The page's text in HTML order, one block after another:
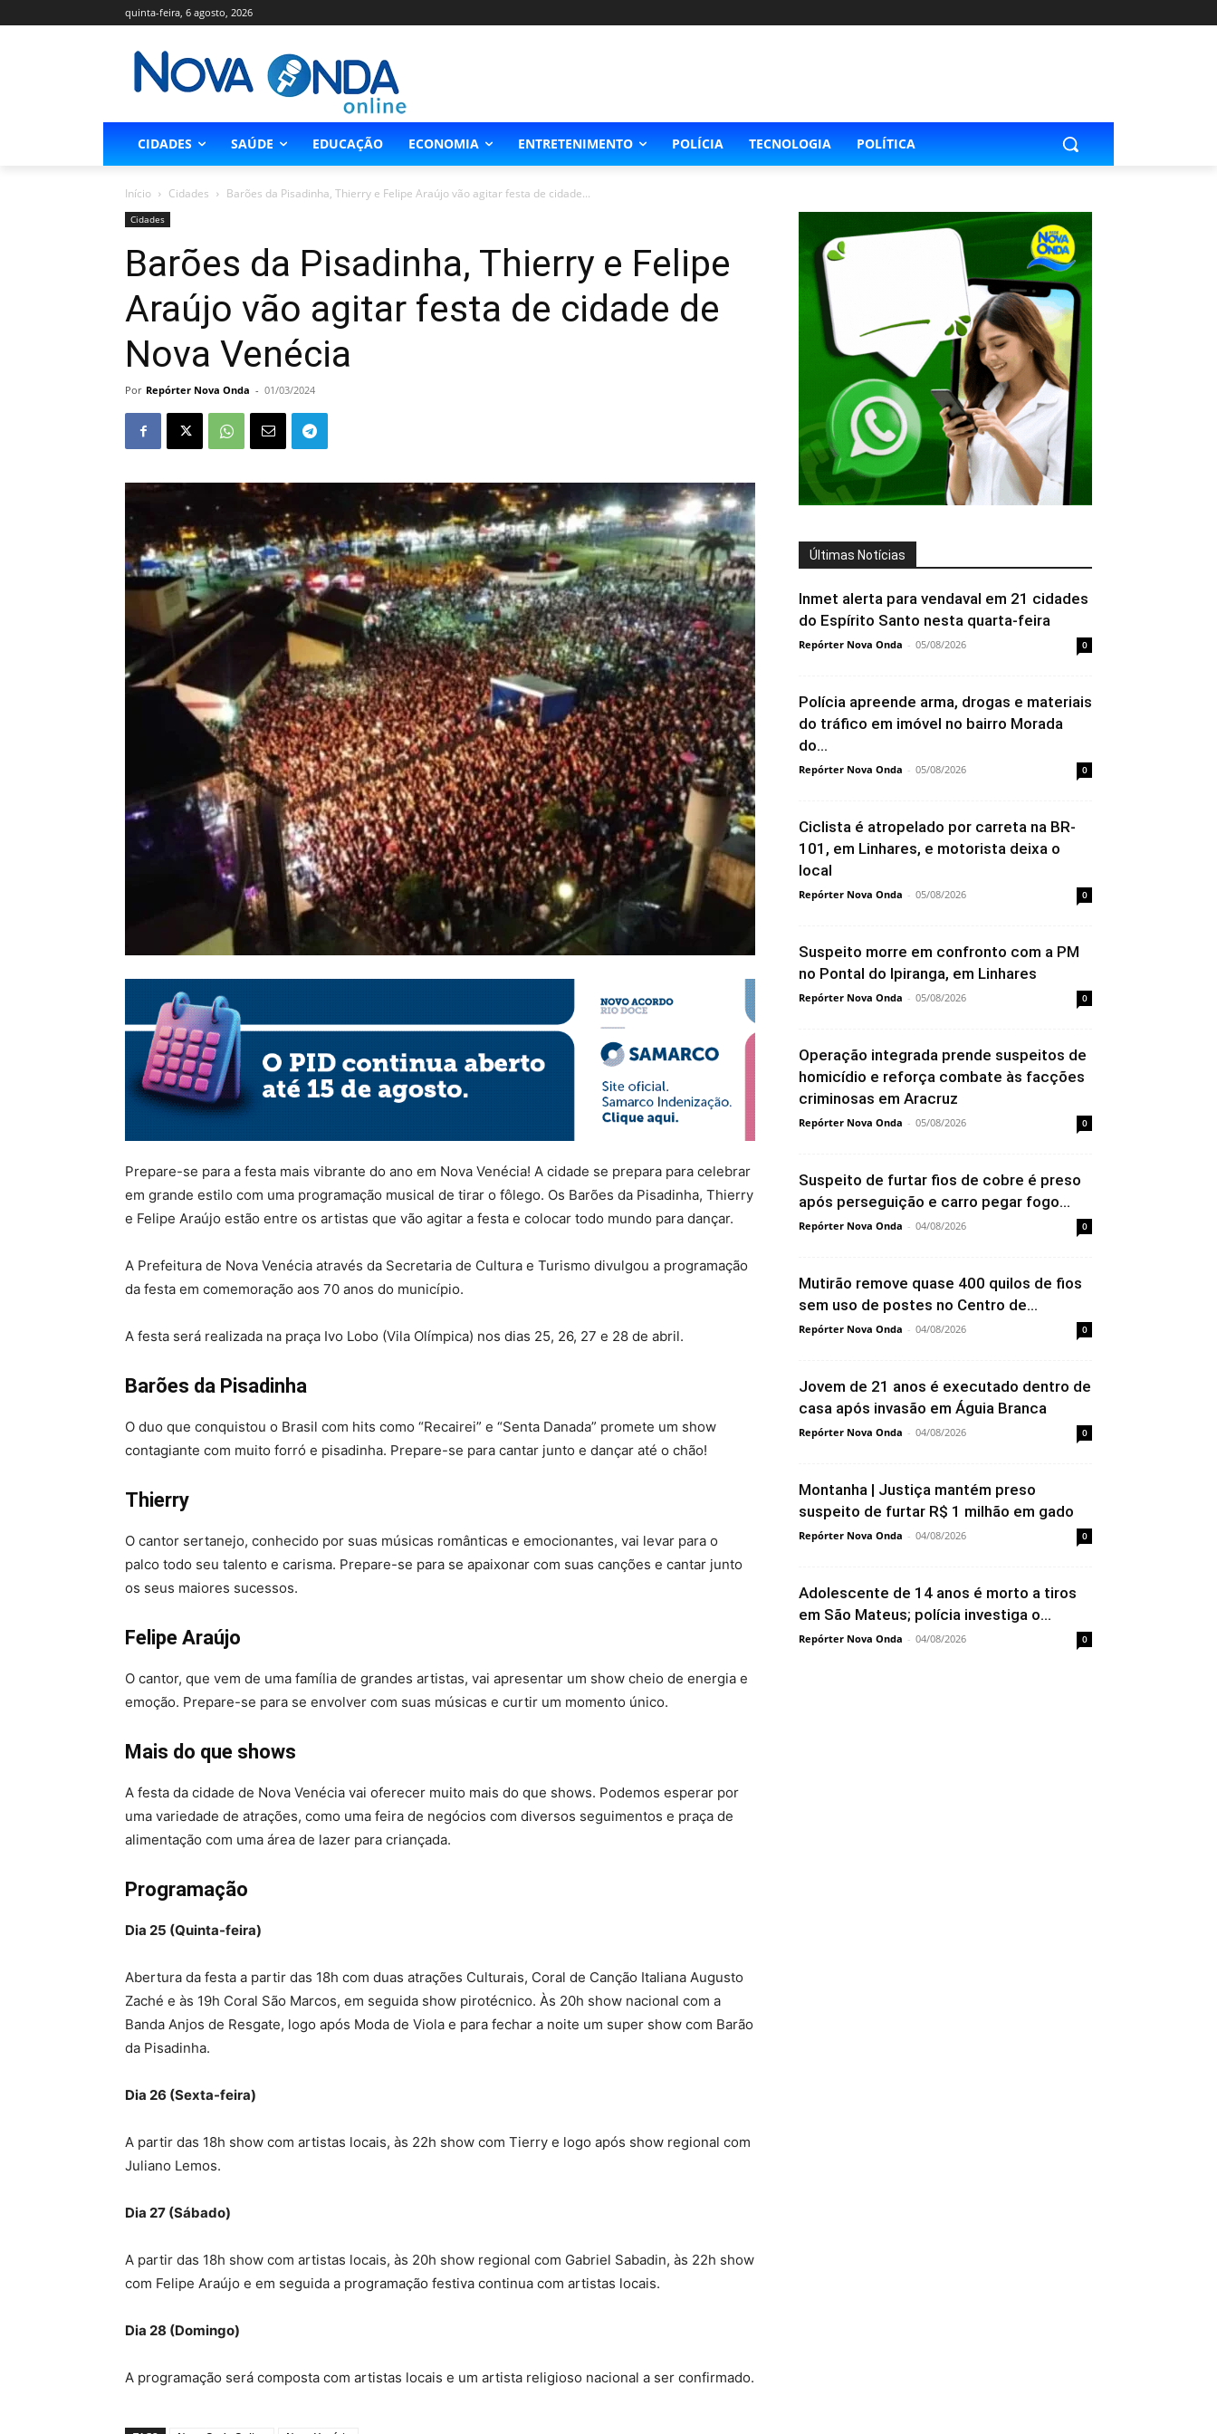
quinta-feira, 6 agosto, 2026
CIDADES SAÚDE EDUCAÇÃO ECONOMIA ENTRETENIMENTO POLÍCIA TECNOLOGIA POLÍTICA
Início Cidades Barões da Pisadinha, Thierry e Felipe Araújo vão agitar festa de cidade...
Cidades
Barões da Pisadinha, Thierry e Felipe
Araújo vão agitar festa de cidade de
Nova Venécia
Por Repórter Nova Onda - 01/03/2024
Prepare-se para a festa mais vibrante do ano em Nova Venécia! A cidade se prepara para celebrar
em grande estilo com uma programação musical de tirar o fôlego. Os Barões da Pisadinha, Thierry
e Felipe Araújo estão entre os artistas que vão agitar a festa e colocar todo mundo para dançar.
A Prefeitura de Nova Venécia através da Secretaria de Cultura e Turismo divulgou a programação
da festa em comemoração aos 70 anos do município.
A festa será realizada na praça Ivo Lobo (Vila Olímpica) nos dias 25, 26, 27 e 28 de abril.
Barões da Pisadinha
O duo que conquistou o Brasil com hits como “Recairei” e “Senta Danada” promete um show
contagiante com muito forró e pisadinha. Prepare-se para cantar junto e dançar até o chão!
Thierry
O cantor sertanejo, conhecido por suas músicas românticas e emocionantes, vai levar para o
palco todo seu talento e carisma. Prepare-se para se apaixonar com suas canções e cantar junto
os seus maiores sucessos.
Felipe Araújo
O cantor, que vem de uma família de grandes artistas, vai apresentar um show cheio de energia e
emoção. Prepare-se para se envolver com suas músicas e curtir um momento único.
Mais do que shows
A festa da cidade de Nova Venécia vai oferecer muito mais do que shows. Podemos esperar por
uma variedade de atrações, como uma feira de negócios com diversos seguimentos e praça de
alimentação com uma área de lazer para criançada.
Programação
Dia 25 (Quinta-feira)
Abertura da festa a partir das 18h com duas atrações Culturais, Coral de Canção Italiana Augusto
Zaché e às 19h Coral São Marcos, em seguida show pirotécnico. Às 20h show nacional com a
Banda Anjos de Resgate, logo após Moda de Viola e para fechar a noite um super show com Barão
da Pisadinha.
Dia 26 (Sexta-feira)
A partir das 18h show com artistas locais, às 22h show com Tierry e logo após show regional com
Juliano Lemos.
Dia 27 (Sábado)
A partir das 18h show com artistas locais, às 20h show regional com Gabriel Sabadin, às 22h show
com Felipe Araújo e em seguida a programação festiva continua com artistas locais.
Dia 28 (Domingo)
A programação será composta com artistas locais e um artista religioso nacional a ser confirmado.
Últimas Notícias
Inmet alerta para vendaval em 21 cidades
do Espírito Santo nesta quarta-feira
Repórter Nova Onda - 05/08/2026 0
Polícia apreende arma, drogas e materiais
do tráfico em imóvel no bairro Morada
do...
Repórter Nova Onda - 05/08/2026 0
Ciclista é atropelado por carreta na BR-
101, em Linhares, e motorista deixa o
local
Repórter Nova Onda - 05/08/2026 0
Suspeito morre em confronto com a PM
no Pontal do Ipiranga, em Linhares
Repórter Nova Onda - 05/08/2026 0
Operação integrada prende suspeitos de
homicídio e reforça combate às facções
criminosas em Aracruz
Repórter Nova Onda - 05/08/2026 0
Suspeito de furtar fios de cobre é preso
após perseguição e carro pegar fogo...
Repórter Nova Onda - 04/08/2026 0
Mutirão remove quase 400 quilos de fios
sem uso de postes no Centro de...
Repórter Nova Onda - 04/08/2026 0
Jovem de 21 anos é executado dentro de
casa após invasão em Águia Branca
Repórter Nova Onda - 04/08/2026 0
Montanha | Justiça mantém preso
suspeito de furtar R$ 1 milhão em gado
Repórter Nova Onda - 04/08/2026 0
Adolescente de 14 anos é morto a tiros
em São Mateus; polícia investiga o...
Repórter Nova Onda - 04/08/2026 0